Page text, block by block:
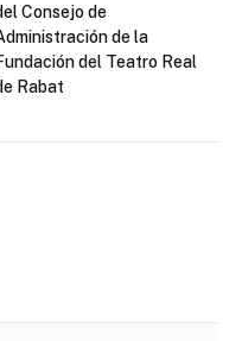
Consejo de
de la
del Teatro Real
Rabat